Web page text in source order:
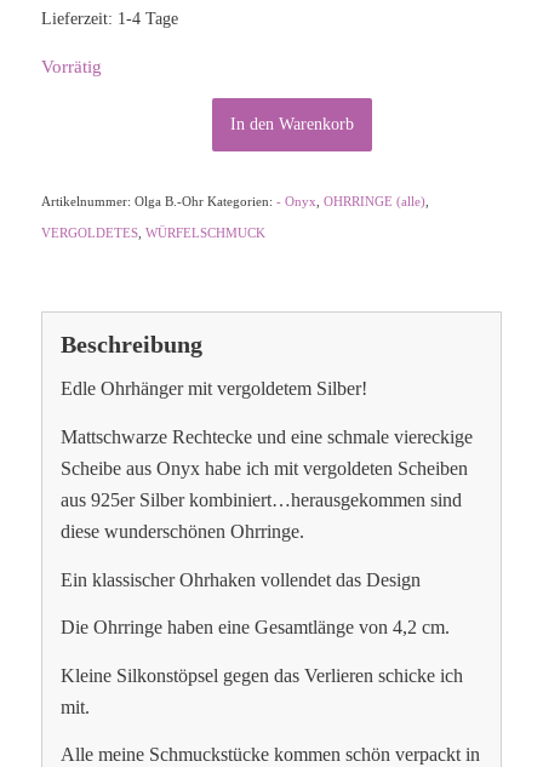
Lieferzeit: 1-4 Tage
Vorrätig
In den Warenkorb
Artikelnummer: Olga B.-Ohr Kategorien: - Onyx OHRRINGE (alle),
VERGOLDETES, WÜRFELSCHMUCK
Beschreibung
Edle Ohrhänger mit vergoldetem Silber!
Mattschwarze Rechtecke und eine schmale viereckige
Scheibe aus Onyx habe ich mit vergoldeten Scheiben
aus 925er Silber kombiniert…herausgekommen sind
diese wunderschönen Ohrringe.
Ein klassischer Ohrhaken vollendet das Design
Die Ohrringe haben eine Gesamtlänge von 4,2 cm.
Kleine Silkonstöpsel gegen das Verlieren schicke ich
mit.
Alle meine Schmuckstücke kommen schön verpackt in